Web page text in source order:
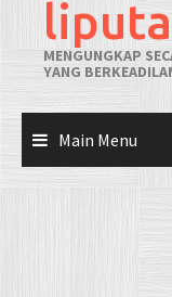
MENGUNGKAP
YANG
Main Menu